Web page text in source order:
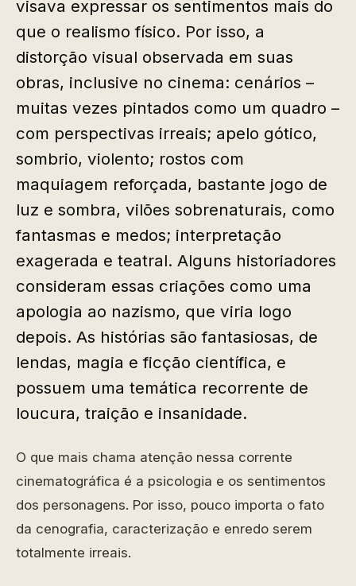
visava expressar os sentimentos mais do
que o realismo físico. Por isso, a
distorção visual observada em suas
obras, inclusive no cinema: cenários –
muitas vezes pintados como um quadro –
com perspectivas irreais; apelo gótico,
sombrio, violento; rostos com
maquiagem reforçada, bastante jogo de
luz e sombra, vilões sobrenaturais, como
fantasmas e medos; interpretação
exagerada e teatral. Alguns historiadores
consideram essas criações como uma
apologia ao nazismo, que viria logo
depois. As histórias são fantasiosas, de
lendas, magia e ficção científica, e
possuem uma temática recorrente de
loucura, traição e insanidade.
O que mais chama atenção nessa corrente
cinematográfica é a psicologia e os sentimentos
dos personagens. Por isso, pouco importa o fato
da cenografia, caracterização e enredo serem
totalmente irreais.